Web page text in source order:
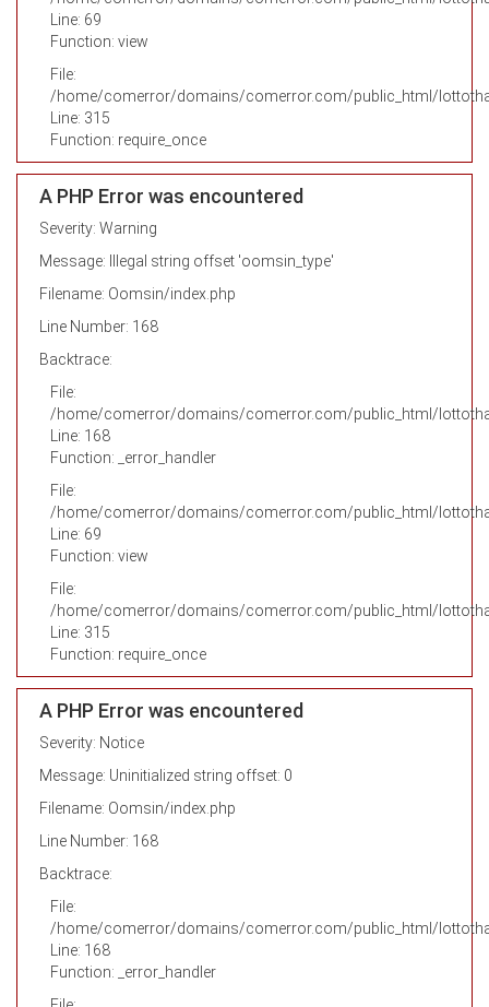
Line: 69
Function: view
File:
/home/comerror/domains/comerror.com/public_html/
Line: 315
Function: require_once
A PHP Error was encountered
Severity: Warning
Message: Illegal string offset 'oomsin_type'
Filename: Oomsin/index.php
Line Number: 168
Backtrace:
File:
/home/comerror/domains/comerror.com/public_html/
Line: 168
Function: _error_handler
File:
/home/comerror/domains/comerror.com/public_html/
Line: 69
Function: view
File:
/home/comerror/domains/comerror.com/public_html/
Line: 315
Function: require_once
A PHP Error was encountered
Severity: Notice
Message: Uninitialized string offset: 0
Filename: Oomsin/index.php
Line Number: 168
Backtrace:
File:
/home/comerror/domains/comerror.com/public_html/
Line: 168
Function: _error_handler